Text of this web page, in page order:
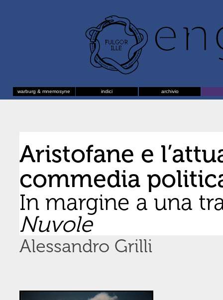
warburg & mnemosyne indici archivio
Aristofane e
commedia
In margine a una
Nuvole
Alessandro Grilli